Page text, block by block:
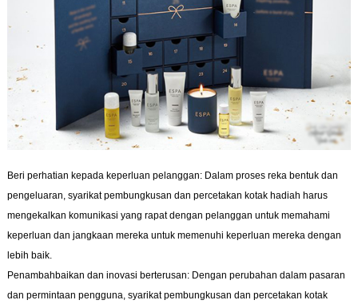
Beri perhatian kepada keperluan pelanggan: Dalam proses reka bentuk dan
pengeluaran, syarikat pembungkusan dan percetakan kotak hadiah harus
mengekalkan komunikasi yang rapat dengan pelanggan untuk memahami
keperluan dan jangkaan mereka untuk memenuhi keperluan mereka dengan
lebih baik.
Penambahbaikan dan inovasi berterusan: Dengan perubahan dalam pasaran
dan permintaan pengguna, syarikat pembungkusan dan percetakan kotak